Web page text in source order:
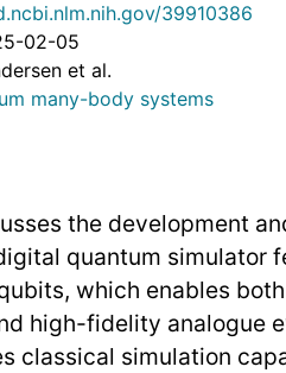
39910386
02-05
et al.
many-body systems
the development
quantum simulator
which enables
high-fidelity analogue
classical simulation